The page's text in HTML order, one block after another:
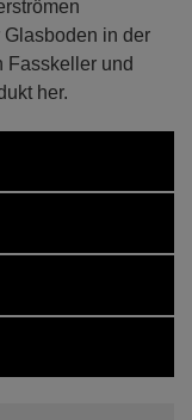
in der
Fasskeller und
her.